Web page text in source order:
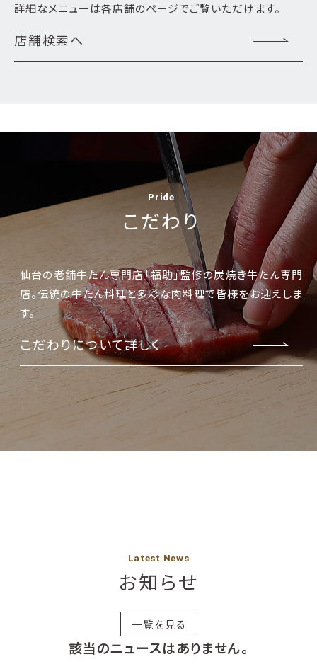
詳細なメニューは各店舗のページでご覧いただけます。
店舗検索へ
Pride
こだわり
仙台の老舗牛たん専門店「福助」監修の炭焼き牛たん専門
店。伝統の牛たん料理と多彩な肉料理で皆様をお迎えしま
す。
こだわりについて詳しく
Latest News
お知らせ
一覧を見る
該当のニュースはありません。